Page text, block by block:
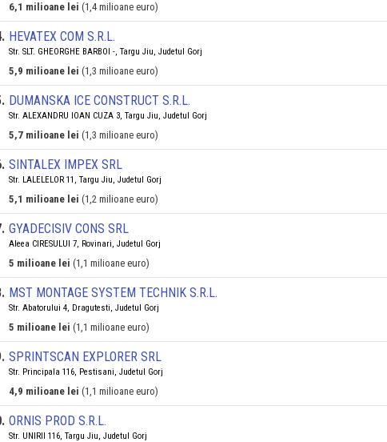
6,1 milioane lei (1,4 milioane euro)
. HEVATEX COM S.R.L.
Str. SLT. GHEORGHE BARBOI -, Targu Jiu, Judetul Gorj
5,9 milioane lei (1,3 milioane euro)
. DUMANSKA ICE CONSTRUCT S.R.L.
Str. ALEXANDRU IOAN CUZA 3, Targu Jiu, Judetul Gorj
5,7 milioane lei (1,3 milioane euro)
. SINTALEX IMPEX SRL
Str. LALELELOR 11, Targu Jiu, Judetul Gorj
5,1 milioane lei (1,2 milioane euro)
. GYADECISIV CONS SRL
Aleea CIRESULUI 7, Rovinari, Judetul Gorj
5 milioane lei (1,1 milioane euro)
. MST MONTAGE SYSTEM TECHNIK S.R.L.
Str. Abatorului 4, Dragutesti, Judetul Gorj
5 milioane lei (1,1 milioane euro)
. SPRINTSCAN EXPLORER SRL
Str. Principala 116, Pestisani, Judetul Gorj
4,9 milioane lei (1,1 milioane euro)
. ORNIS PROD S.R.L.
Str. UNIRII 116, Targu Jiu, Judetul Gorj